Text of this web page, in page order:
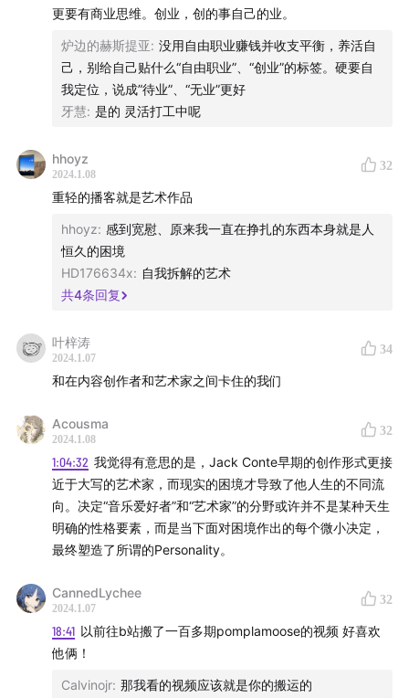
Scary Pockets的Youtube
stories的Youtube
The Creator Economy Podcast
Digital Spaghetti的Youtube
Dead Wax的Youtube
Eurythmics feat. Annie Lennox的Sweet Dreams
White Stripes的Seven Nation Armies
Louis Cole的Youtube
Knower的Youtube
Clown Core的Youtube
Massive 合成器
Ozone 软件
Skrillex
斯蒂芬肖尔
美国表面
更要有商业思维。创业，创的事自己的业。
炉边的赫斯提亚: 没用自由职业赚钱并收支平衡，养活自
己，别给自己贴什么“自由职业”、“创业”的标签。硬要自
我定位，说成”待业”、“无业”更好
牙慧: 是的 灵活打工中呢
hhoyz
2024.1.08
32
重轻的播客就是艺术作品
hhoyz: 感到宽慰、原来我一直在挣扎的东西本身就是人
恒久的困境
HD176634x: 自我拆解的艺术
共4条回复
叶梓涛
2024.1.07
34
和在内容创作者和艺术家之间卡住的我们
Acousma
2024.1.08
32
1:04:32 我觉得有意思的是，Jack Conte早期的创作形式更接
近于大写的艺术家，而现实的困境才导致了他人生的不同流
向。决定“音乐爱好者”和“艺术家”的分野或许并不是某种天生
明确的性格要素，而是当下面对困境作出的每个微小决定，
最终塑造了所谓的Personality。
CannedLychee
2024.1.07
32
18:41 以前往b站搬了一百多期pomplamoose的视频 好喜欢
他俩！
Calvinojr: 那我看的视频应该就是你的搬运的